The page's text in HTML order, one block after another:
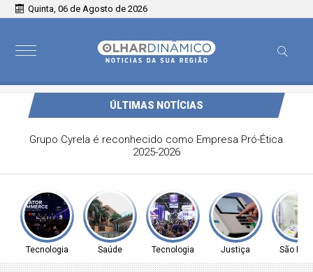
Quinta, 06 de Agosto de 2026
ÚLTIMAS NOTÍCIAS
Grupo Cyrela é reconhecido como Empresa Pró-Ética
2025-2026
Tecnologia Saúde Tecnologia Justiça São